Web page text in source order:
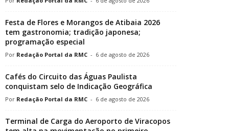
Festa de Flores e Morangos de Atibaia 2026
tem gastronomia; tradição japonesa;
programação especial
Redação Portal da RMC - 6 de agosto de 2026
Cafés do Circuito das Águas Paulista
conquistam selo de Indicação Geográfica
Redação Portal da RMC - 6 de agosto de 2026
Terminal de Carga do Aeroporto de Viracopos